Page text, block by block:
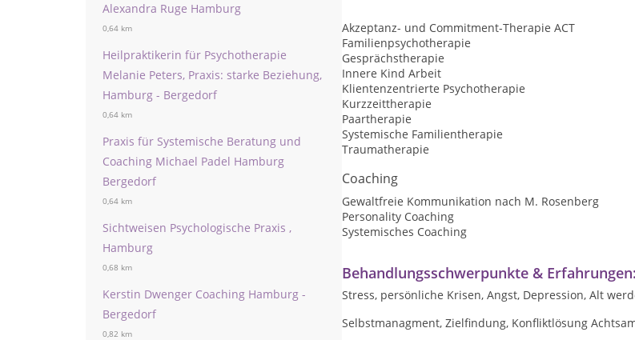
Alexandra Ruge Hamburg
0,64 km
Heilpraktikerin für Psychotherapie
Melanie Peters, Praxis: starke Beziehung,
Hamburg - Bergedorf
0,64 km
Praxis für Systemische Beratung und
Coaching Michael Padel Hamburg
Bergedorf
0,64 km
Sichtweisen Psychologische Praxis ,
Hamburg
0,68 km
Kerstin Dwenger Coaching Hamburg -
Bergedorf
0,82 km
Akzeptanz- und Commitment-Therapie ACT
Familienpsychotherapie
Gesprächstherapie
Innere Kind Arbeit
Klientenzentrierte Psychotherapie
Kurzzeittherapie
Paartherapie
Systemische Familientherapie
Traumatherapie
Coaching
Gewaltfreie Kommunikation nach M. Rosenberg
Personality Coaching
Systemisches Coaching
Behandlungsschwerpunkte & Erfahrungen:
Stress, persönliche Krisen, Angst, Depression, Alt
Selbstmanagment, Zielfindung, Konfliktlösung